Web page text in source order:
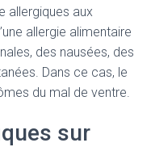
allergiques aux
allergie alimentaire
des nausées, des
Dans ce cas, le
du mal de ventre.
sur